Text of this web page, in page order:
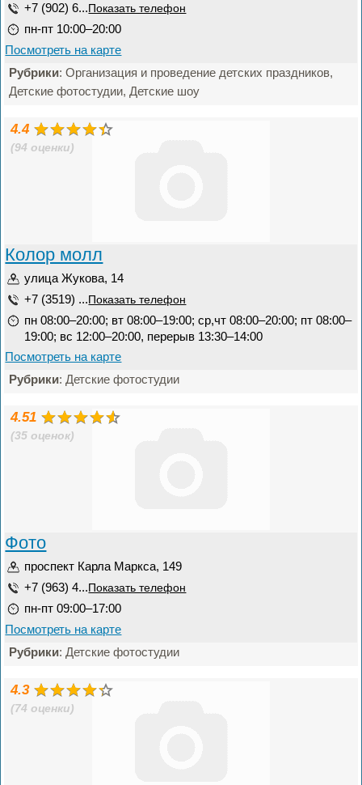
+7 (902) 6... Показать телефон
пн-пт 10:00–20:00
Посмотреть на карте
Рубрики: Организация и проведение детских праздников,
Детские фотостудии, Детские шоу
4.4
(94 оценки)
Колор молл
улица Жукова, 14
+7 (3519) ... Показать телефон
пн 08:00–20:00; вт 08:00–19:00; ср,чт 08:00–20:00; пт 08:00–
19:00; вс 12:00–20:00, перерыв 13:30–14:00
Посмотреть на карте
Рубрики: Детские фотостудии
4.51
(35 оценок)
Фото
проспект Карла Маркса, 149
+7 (963) 4... Показать телефон
пн-пт 09:00–17:00
Посмотреть на карте
Рубрики: Детские фотостудии
4.3
(74 оценки)